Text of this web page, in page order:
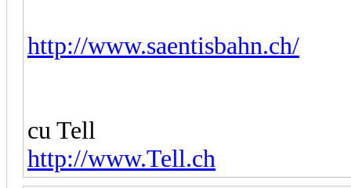
http://www.saentisbahn.ch/
cu Tell
http://www.Tell.ch